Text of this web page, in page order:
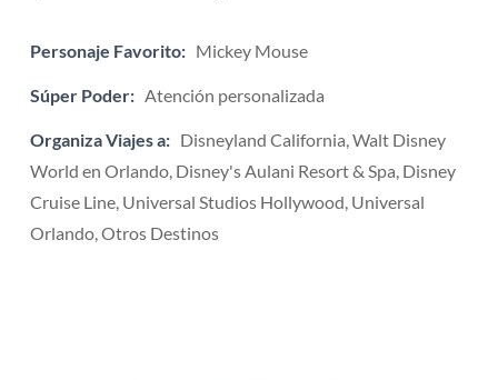
Personaje Favorito: Mickey Mouse
Súper Poder: Atención personalizada
Organiza Viajes a: Disneyland California, Walt Disney
World en Orlando, Disney's Aulani Resort & Spa, Disney
Cruise Line, Universal Studios Hollywood, Universal
Orlando, Otros Destinos